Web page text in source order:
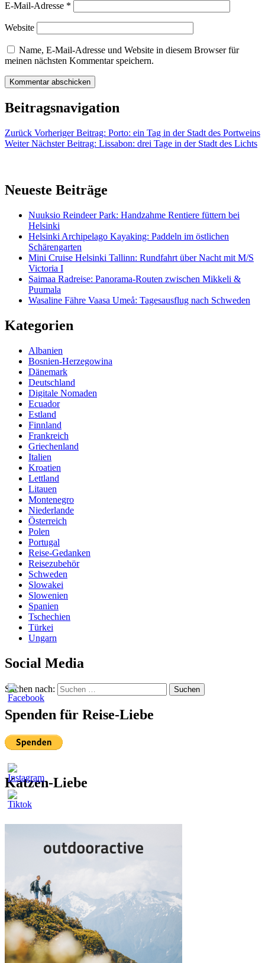
E-Mail-Adresse *
Website
Name, E-Mail-Adresse und Website in diesem Browser für
meinen nächsten Kommentar speichern.
Beitragsnavigation
Zurück Vorheriger Beitrag: Porto: ein Tag in der Stadt des Portweins
Weiter Nächster Beitrag: Lissabon: drei Tage in der Stadt des Lichts
Neueste Beiträge
Nuuksio Reindeer Park: Handzahme Rentiere füttern bei
Helsinki
Helsinki Archipelago Kayaking: Paddeln im östlichen
Schärengarten
Mini Cruise Helsinki Tallinn: Rundfahrt über Nacht mit M/S
Victoria I
Saimaa Radreise: Panorama-Routen zwischen Mikkeli &
Puumala
Wasaline Fähre Vaasa Umeå: Tagesausflug nach Schweden
Kategorien
Albanien
Bosnien-Herzegowina
Dänemark
Deutschland
Digitale Nomaden
Ecuador
Estland
Finnland
Frankreich
Griechenland
Italien
Kroatien
Lettland
Litauen
Montenegro
Niederlande
Österreich
Polen
Portugal
Reise-Gedanken
Reisezubehör
Schweden
Slowakei
Slowenien
Spanien
Tschechien
Türkei
Ungarn
Social Media
Suchen nach: Suchen
Spenden für Reise-Liebe
Katzen-Liebe